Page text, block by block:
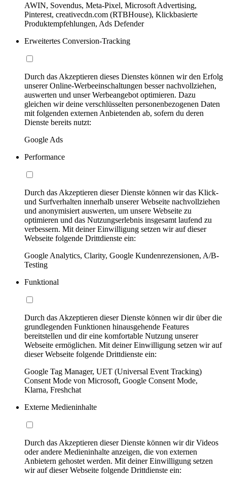
AWIN, Sovendus, Meta-Pixel, Microsoft Advertising,
Pinterest, creativecdn.com (RTBHouse), Klickbasierte
Produktempfehlungen, Ads Defender
Erweitertes Conversion-Tracking
Durch das Akzeptieren dieses Dienstes können wir den Erfolg
unserer Online-Werbeeinschaltungen besser nachvollziehen,
auswerten und unser Werbeangebot optimieren. Dazu
gleichen wir deine verschlüsselten personenbezogenen Daten
mit folgenden externen Anbietenden ab, sofern du deren
Dienste bereits nutzt:
Google Ads
Performance
Durch das Akzeptieren dieser Dienste können wir das Klick-
und Surfverhalten innerhalb unserer Webseite nachvollziehen
und anonymisiert auswerten, um unsere Webseite zu
optimieren und das Nutzungserlebnis insgesamt laufend zu
verbessern. Mit deiner Einwilligung setzen wir auf dieser
Webseite folgende Drittdienste ein:
Google Analytics, Clarity, Google Kundenrezensionen, A/B-
Testing
Funktional
Durch das Akzeptieren dieser Dienste können wir dir über die
grundlegenden Funktionen hinausgehende Features
bereitstellen und dir eine komfortable Nutzung unserer
Webseite ermöglichen. Mit deiner Einwilligung setzen wir auf
dieser Webseite folgende Drittdienste ein:
Google Tag Manager, UET (Universal Event Tracking)
Consent Mode von Microsoft, Google Consent Mode,
Klarna, Freshchat
Externe Medieninhalte
Durch das Akzeptieren dieser Dienste können wir dir Videos
oder andere Medieninhalte anzeigen, die von externen
Anbietern gehostet werden. Mit deiner Einwilligung setzen
wir auf dieser Webseite folgende Drittdienste ein: